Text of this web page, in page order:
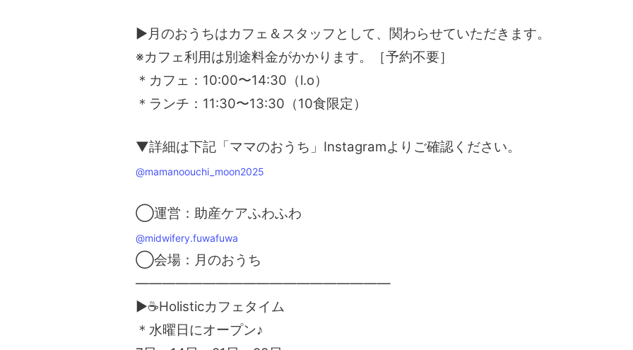
▶月のおうちはカフェ＆スタッフとして、関わらせていただきます。
※カフェ利用は別途料金がかかります。［予約不要］
＊カフェ：10:00〜14:30（l.o）
＊ランチ：11:30〜13:30（10食限定）
▼詳細は下記「ママのおうち」Instagramよ​りご確認ください。
@mamanoouchi_moon2025
◯運営：助産ケアふわふわ
@midwifery.fuwafuwa
◯会場：月のおうち
———————————————————
▶☕Holisticカフェタイム
＊水曜日にオープン♪